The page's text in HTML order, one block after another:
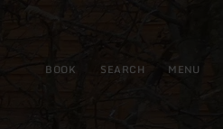
BOOK SEARCH MENU